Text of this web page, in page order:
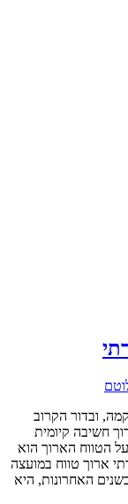
ובדור הקרוב
חשיבה קיומית
הטווח הארוך הוא
ארוך טווח במועצה
האחרונות, היא